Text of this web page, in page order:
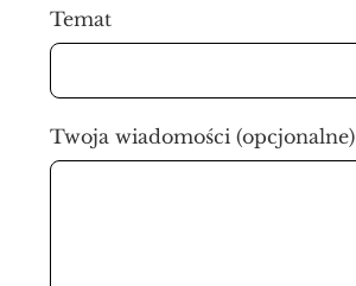
Temat
Twoja wiadomości (opcjonalne)